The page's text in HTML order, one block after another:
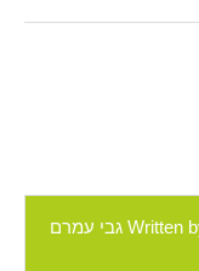
Written גבי עמרם